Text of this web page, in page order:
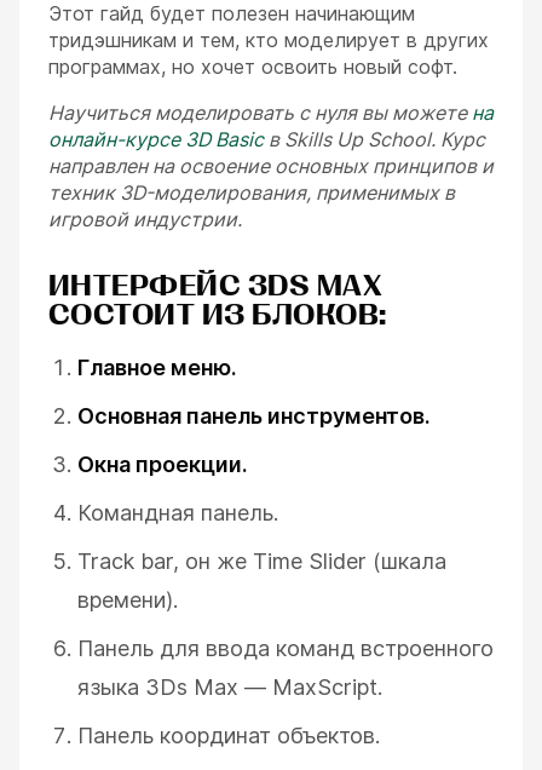
ESC
Этот гайд будет полезен начинающим
тридэшникам и тем, кто моделирует в других
программах, но хочет освоить новый софт.
Научиться моделировать с нуля вы можете на
онлайн-курсе 3D Basicв Skills Up School. Курс
направлен на освоение основных принципов и
техник 3D-моделирования, применимых в
игровой индустрии.
ИНТЕРФЕЙС 3DS MAX
СОСТОИТ ИЗ БЛОКОВ:
Главное меню.
Основная панель инструментов.
Окна проекции.
Командная панель.
Track bar, он же Time Slider (шкала
времени).
Панель для ввода команд встроенного
языка 3Ds Max — MaxScript.
Панель координат объектов.